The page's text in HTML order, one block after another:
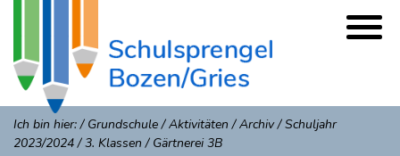
Ich bin hier:/ Grundschule/Aktivitäten /Archiv/Schuljahr
2023/2024/3. Klassen / Gärtnerei 3B